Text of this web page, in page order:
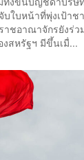
ใบหน้าที่พุ่งเป้าช
ชอาณาจักรยังร่ว
สหรัฐฯ มีขึ้นเมื่...